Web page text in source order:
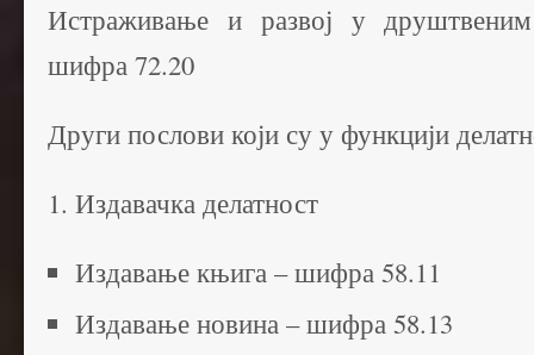
Истраживање и развој у
шифра 72.20
Други послови који су у функцији
1. Издавачка делатност
Издавање књига – шифра 58.11
Издавање новина – шифра 58.13